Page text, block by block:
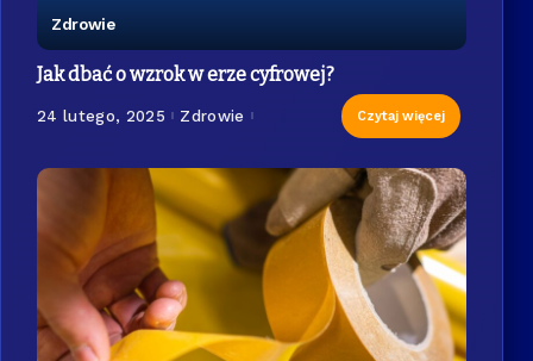
Zdrowie
Jak dbać o wzrok w erze cyfrowej?
24 lutego, 2025 Zdrowie Czytaj więcej